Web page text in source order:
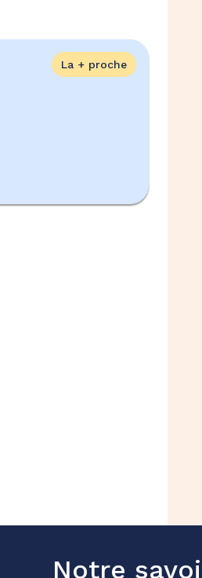
La + proche
Notre